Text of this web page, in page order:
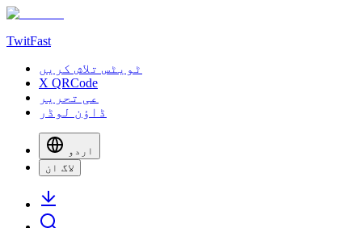
TwitFast
ٹویٹس تلاش کریں
X QRCode
عی تحریر
ڈاؤن لوڈر
اردو
لاگ ان